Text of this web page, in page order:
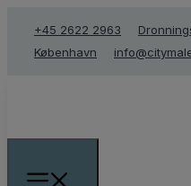
+45 2622 2963
København